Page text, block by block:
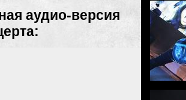
аудио-версия